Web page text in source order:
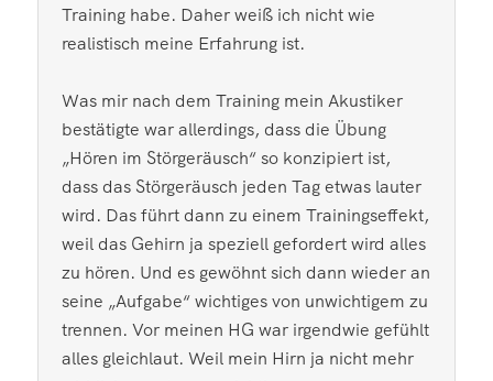
Training habe. Daher weiß ich nicht wie
realistisch meine Erfahrung ist.
Was mir nach dem Training mein Akustiker
bestätigte war allerdings, dass die Übung
„Hören im Störgeräusch“ so konzipiert ist,
dass das Störgeräusch jeden Tag etwas lauter
wird. Das führt dann zu einem Trainingseffekt,
weil das Gehirn ja speziell gefordert wird alles
zu hören. Und es gewöhnt sich dann wieder an
seine „Aufgabe“ wichtiges von unwichtigem zu
trennen. Vor meinen HG war irgendwie gefühlt
alles gleichlaut. Weil mein Hirn ja nicht mehr